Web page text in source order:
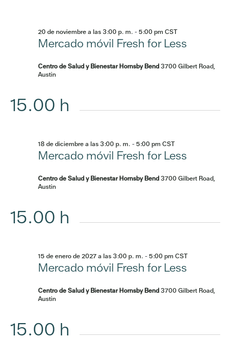
Mercado móvil Fresh for Less
20 de noviembre a las 3:00 p. m. -5:00 pm CST
Centro de Salud y Bienestar Hornsby Bend3700 Gilbert Road,
Austin
15.00 h
Mercado móvil Fresh for Less
18 de diciembre a las 3:00 p. m. -5:00 pm CST
Centro de Salud y Bienestar Hornsby Bend3700 Gilbert Road,
Austin
15.00 h
Mercado móvil Fresh for Less
15 de enero de 2027 a las 3:00 p. m. -5:00 pm CST
Centro de Salud y Bienestar Hornsby Bend3700 Gilbert Road,
Austin
15.00 h